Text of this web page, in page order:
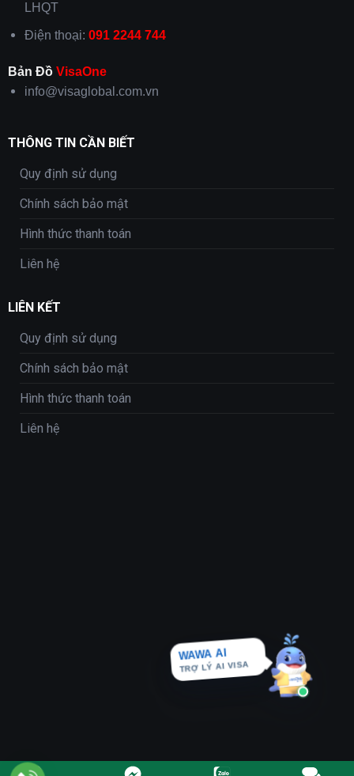
WAWA AI
TRỢ LÝ AI VISA
LHQT
Điện thoại: 091 2244 744
Bản Đồ VisaOne
info@visaglobal.com.vn
THÔNG TIN CẦN BIẾT
Quy định sử dụng
Chính sách bảo mật
Hình thức thanh toán
Liên hệ
LIÊN KẾT
Quy định sử dụng
Chính sách bảo mật
Hình thức thanh toán
Liên hệ